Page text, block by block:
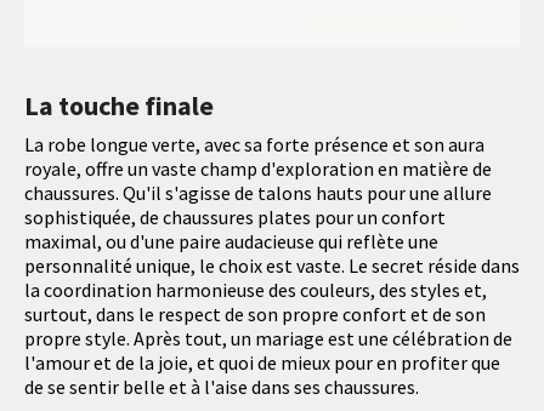
La touche finale
La robe longue verte, avec sa forte présence et son aura
royale, offre un vaste champ d'exploration en matière de
chaussures. Qu'il s'agisse de talons hauts pour une allure
sophistiquée, de chaussures plates pour un confort
maximal, ou d'une paire audacieuse qui reflète une
personnalité unique, le choix est vaste. Le secret réside dans
la coordination harmonieuse des couleurs, des styles et,
surtout, dans le respect de son propre confort et de son
propre style. Après tout, un mariage est une célébration de
l'amour et de la joie, et quoi de mieux pour en profiter que
de se sentir belle et à l'aise dans ses chaussures.